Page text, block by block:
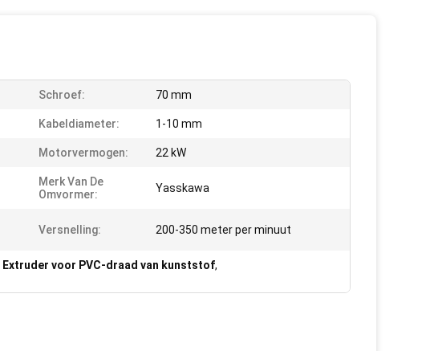
Schroef: 70 mm
Kabeldiameter: 1-10 mm
Motorvermogen: 22 kW
Merk Van De
Omvormer:
Yasskawa
Versnelling: 200-350 meter per minuut
Extruder voor PVC-draad van kunststof,